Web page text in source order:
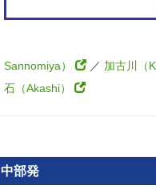
Sannomiya）
／ 加古川（
石（Akashi）
中部発